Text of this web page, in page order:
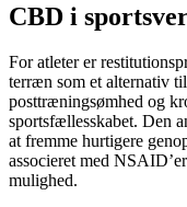
CBD i
For atleter er
terræn som et alternativ
posttræningsømhed og
sportsfællesskabet. Den
at fremme hurtigere
associeret med
mulighed.